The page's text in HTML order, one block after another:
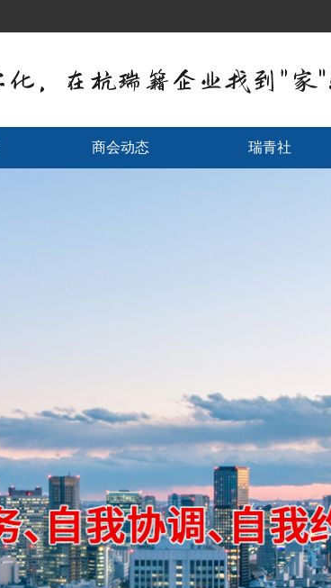
商会动态 瑞青社